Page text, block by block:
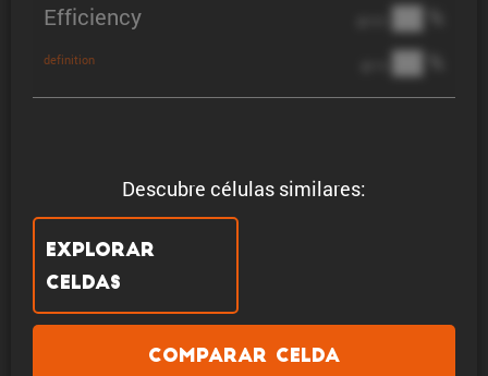
Descubre células similares:
Explorar
celdas
Comparar celda
Efficiency
definition
██ %
██ %